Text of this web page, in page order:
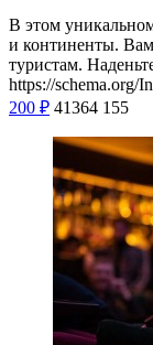
В этом
и континенты.
туристам.
https://schema.org/
200 ₽ 41364 155